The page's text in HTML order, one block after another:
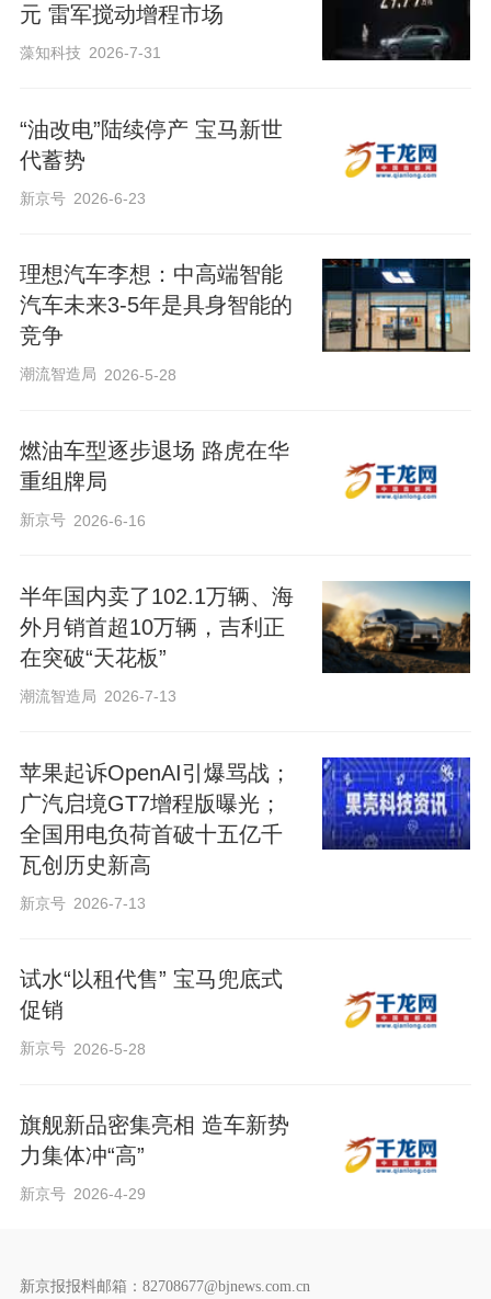
元 雷军搅动增程市场
藻知科技 2026-7-31
“油改电”陆续停产 宝马新世
代蓄势
新京号 2026-6-23
理想汽车李想：中高端智能
汽车未来3-5年是具身智能的
竞争
潮流智造局 2026-5-28
燃油车型逐步退场 路虎在华
重组牌局
新京号 2026-6-16
半年国内卖了102.1万辆、海
外月销首超10万辆，吉利正
在突破“天花板”
潮流智造局 2026-7-13
苹果起诉OpenAI引爆骂战；
广汽启境GT7增程版曝光；
全国用电负荷首破十五亿千
瓦创历史新高
新京号 2026-7-13
试水“以租代售” 宝马兜底式
促销
新京号 2026-5-28
旗舰新品密集亮相 造车新势
力集体冲“高”
新京号 2026-4-29
新京报报料邮箱：82708677@bjnews.com.cn